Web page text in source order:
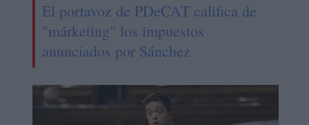
El portavoz de PDeCAT califica de
"márketing" los impuestos
anunciados por Sánchez